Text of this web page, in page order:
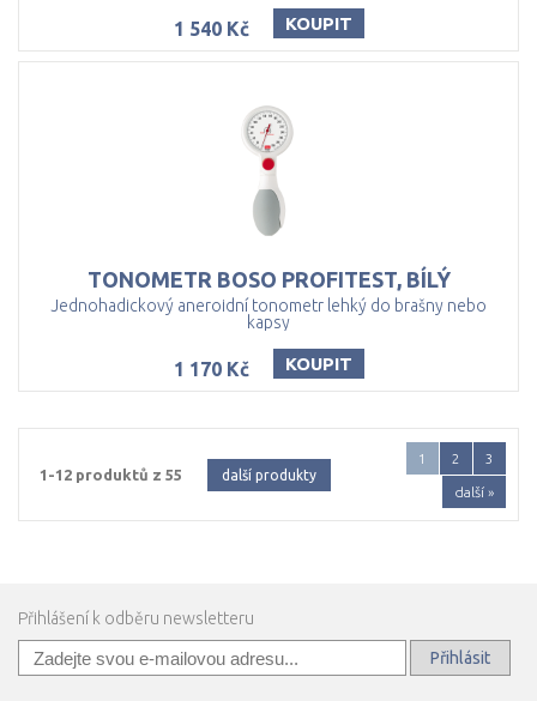
1 540 Kč KOUPIT
TONOMETR BOSO PROFITEST, BÍLÝ
Jednohadickový aneroidní tonometr lehký do brašny nebo
kapsy
1 170 Kč KOUPIT
1-12 produktů z 55 další produkty
1 2 3
další »
Přihlášení k odběru newsletteru
Přihlásit